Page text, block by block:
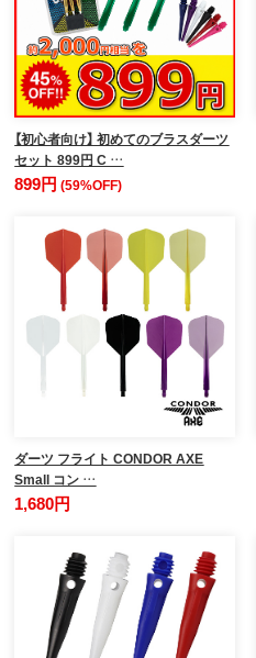
【初心者向け】 初めてのブラスダーツ
セット 899円 C …
899円(59%OFF)
ダーツ フライト CONDOR AXE
Small コン …
1,680円